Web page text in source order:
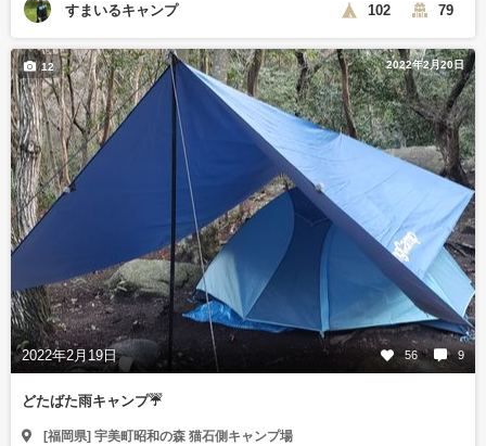
すまいるキャンプ 102 79
2022年2月20日
2022年2月19日 56 9
12
どたばた雨キャンプ☔
[福岡県] 宇美町昭和の森 猫石側キャンプ場